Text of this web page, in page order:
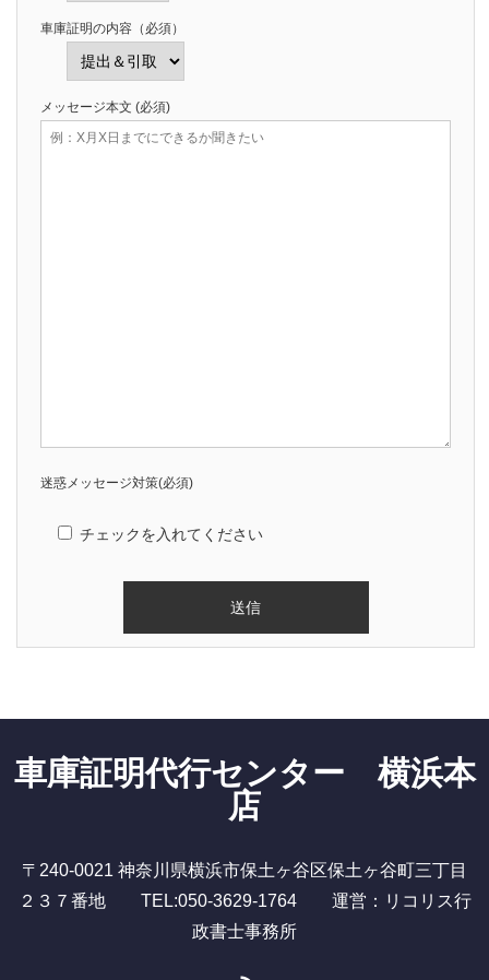
車庫証明の内容（必須）
メッセージ本文 (必須)
迷惑メッセージ対策(必須)
チェックを入れてください
車庫証明代行センター 横浜本
店
〒240-0021 神奈川県横浜市保土ヶ谷区保土ヶ谷町三丁目
２３７番地 TEL:050-3629-1764 運営：リコリス行
政書士事務所